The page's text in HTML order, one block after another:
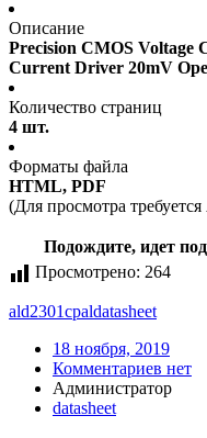
Описание
Precision CMOS Voltage
Current Driver 20mV
Количество страниц
4 шт.
Форматы файла
HTML, PDF
(Для просмотра
Подождите, идет
Просмотрено: 264
ald2301cpaldatasheet
18 ноября, 2019
Комментариев нет
Администратор
datasheet